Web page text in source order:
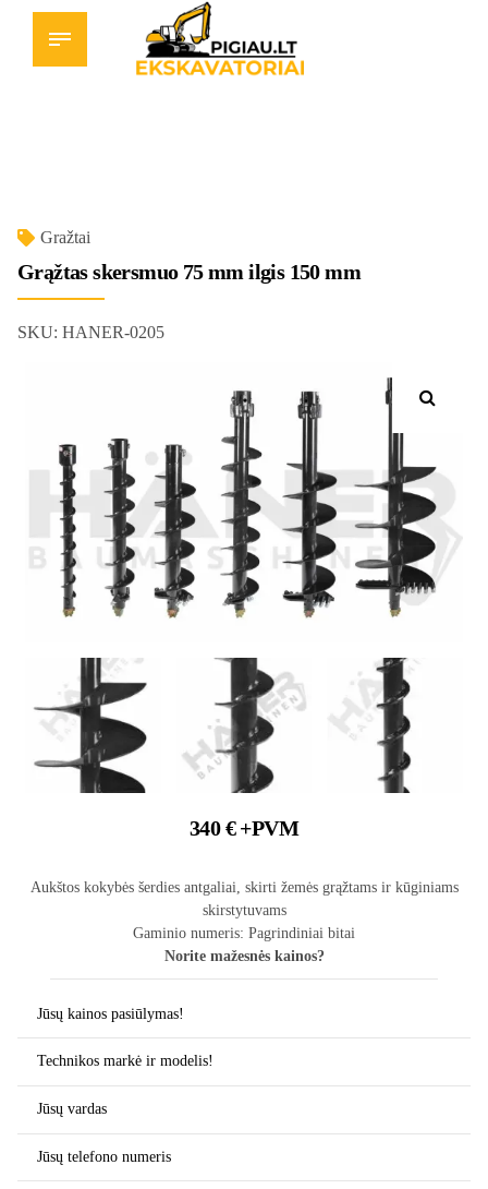
Gražtai
Grąžtas skersmuo 75 mm ilgis 150 mm
SKU: HANER-0205
340€+PVM
Aukštos kokybės šerdies antgaliai, skirti žemės grąžtams ir kūginiams
skirstytuvams
Gaminio numeris: Pagrindiniai bitai
Norite mažesnės kainos?